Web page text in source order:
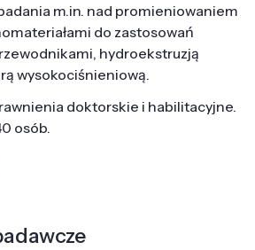
m.in. nad promieniowaniem
do zastosowań
hydroekstruzją
wysokociśnieniową.
doktorskie i habilitacyjne.
osób.